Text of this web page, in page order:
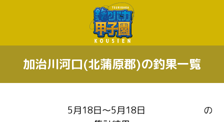
加治川河口(北蒲原郡)の釣果一覧
の